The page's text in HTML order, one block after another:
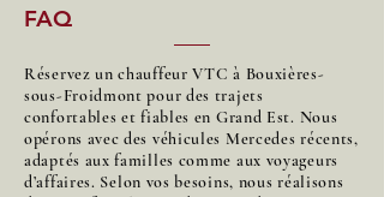
FAQ
Réservez un chauffeur VTC à Bouxières-
sous-Froidmont pour des trajets
confortables et fiables en Grand Est. Nous
opérons avec des véhicules Mercedes récents,
adaptés aux familles comme aux voyageurs
d’affaires. Selon vos besoins, nous réalisons